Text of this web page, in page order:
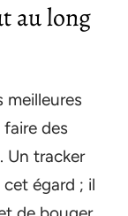
au long
meilleures
faire des
Un tracker
égard ; il